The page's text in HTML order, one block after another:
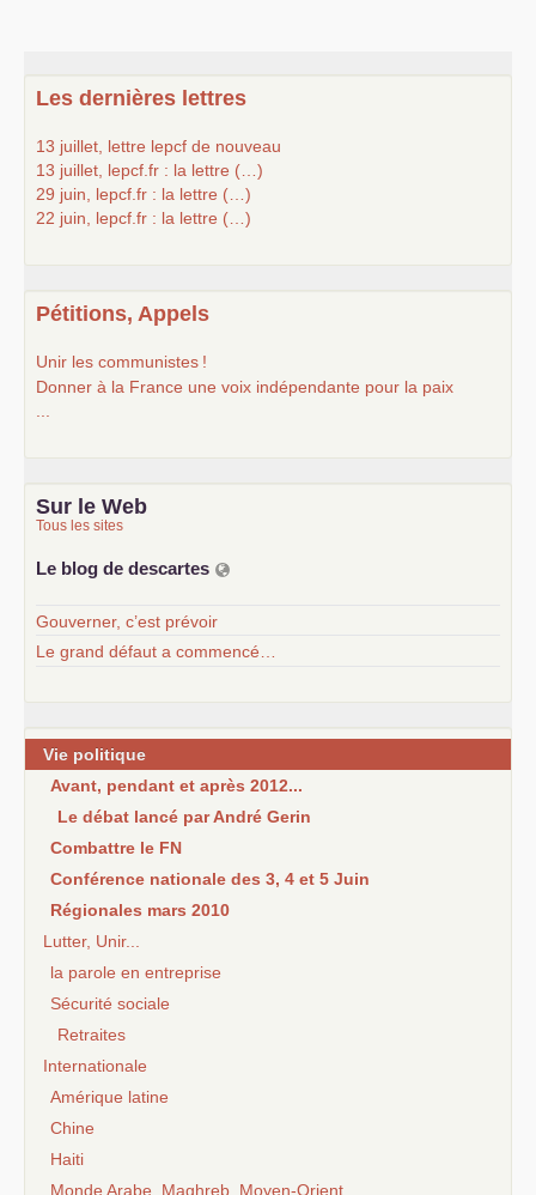
Les dernières lettres
13 juillet, lettre lepcf de nouveau
13 juillet, lepcf.fr : la lettre (…)
29 juin, lepcf.fr : la lettre (…)
22 juin, lepcf.fr : la lettre (…)
Pétitions, Appels
Unir les communistes !
Donner à la France une voix indépendante pour la paix
Sur le Web
Tous les sites
Le blog de descartes
Gouverner, c’est prévoir
Le grand défaut a commencé…
Vie politique
Avant, pendant et après 2012...
Le débat lancé par André Gerin
Combattre le FN
Conférence nationale des 3, 4 et 5 Juin
Régionales mars 2010
Lutter, Unir...
la parole en entreprise
Sécurité sociale
Retraites
Internationale
Amérique latine
Chine
Haiti
Monde Arabe, Maghreb, Moyen-Orient